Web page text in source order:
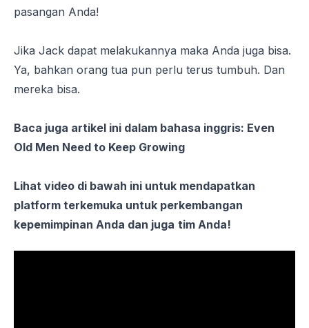
pasangan Anda!
Jika Jack dapat melakukannya maka Anda juga bisa.
Ya, bahkan orang tua pun perlu terus tumbuh. Dan
mereka bisa.
Baca juga artikel ini dalam bahasa inggris: Even
Old Men Need to Keep Growing
Lihat video di bawah ini untuk mendapatkan
platform terkemuka untuk perkembangan
kepemimpinan Anda dan juga tim Anda!